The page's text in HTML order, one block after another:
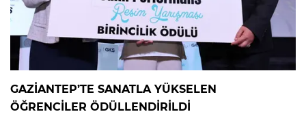
GAZİANTEP’TE SANATLA YÜKSELEN
ÖĞRENCİLER ÖDÜLLENDİRİLDİ